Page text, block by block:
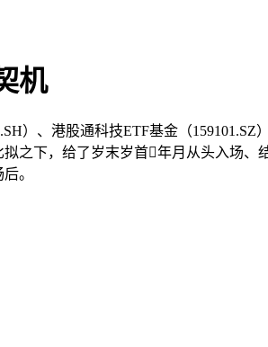
机
）、港股通科技ETF基金（
之下，给了岁末岁首年月从头入场
。